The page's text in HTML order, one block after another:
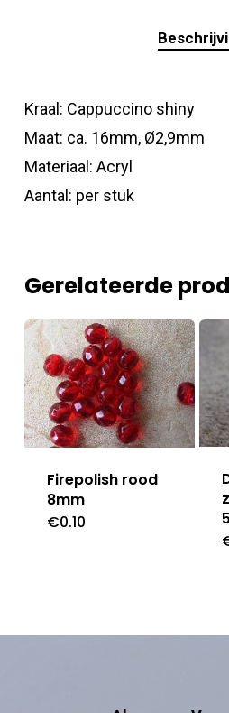
Kraal: Cappuccino shiny
Maat: ca. 16mm, Ø2,9mm
Materiaal: Acryl
Aantal: per stuk
Gerelateerde
Firepolish rood
8mm
€0.10